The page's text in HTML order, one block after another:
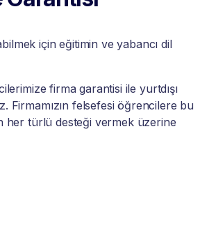
için eğitimin ve yabancı dil
firma garantisi ile yurtdışı
Firmamızın felsefesi öğrencilere bu
her türlü desteği vermek üzerine